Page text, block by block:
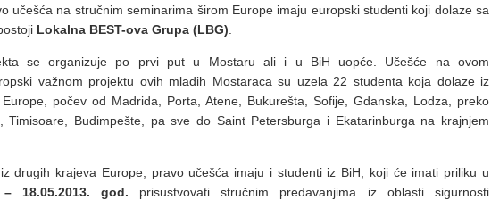
učešća na stručnim seminarima širom Europe imaju europski studenti koji dolaze sa
Lokalna BEST-ova Grupa (LBG)
se organizuje po prvi put u Mostaru ali i u BiH uopće. Učešće na ovom
važnom projektu ovih mladih Mostaraca su uzela 22 studenta koja dolaze iz
počev od Madrida, Porta, Atene, Bukurešta, Sofije, Gdanska, Lodza, preko
Timisoare, Budimpešte, pa sve do Saint Petersburga i Ekatarinburga na krajnjem
drugih krajeva Europe, pravo učešća imaju i studenti iz BiH, koji će imati priliku u
18.05.2013. god. prisustvovati stručnim predavanjima iz oblasti sigurnosti